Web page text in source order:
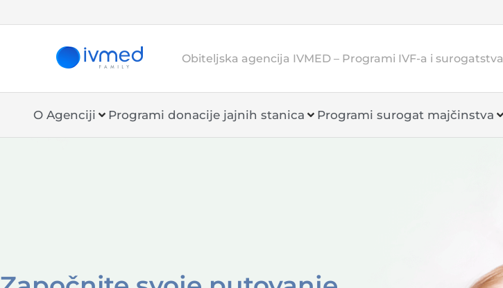
Obiteljska agencija IVMED – Programi IVF-a i surogatstva
O Agenciji Programi donacije jajnih stanica Programi surogat majčinstva